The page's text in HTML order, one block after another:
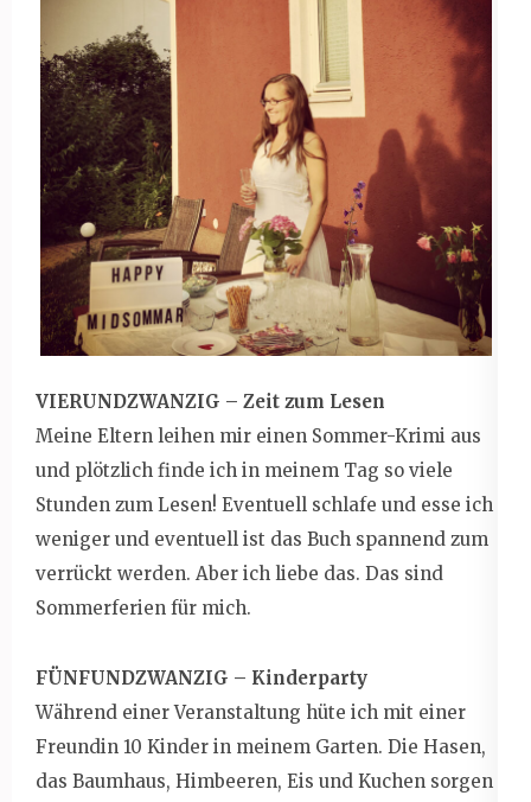
VIERUNDZWANZIG – Zeit zum Lesen
Meine Eltern leihen mir einen Sommer-Krimi aus
und plötzlich finde ich in meinem Tag so viele
Stunden zum Lesen! Eventuell schlafe und esse ich
weniger und eventuell ist das Buch spannend zum
verrückt werden. Aber ich liebe das. Das sind
Sommerferien für mich.
FÜNFUNDZWANZIG – Kinderparty
Während einer Veranstaltung hüte ich mit einer
Freundin 10 Kinder in meinem Garten. Die Hasen,
das Baumhaus, Himbeeren, Eis und Kuchen sorgen